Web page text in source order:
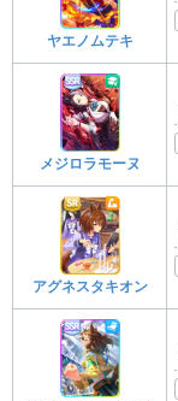
ヤエノムテキ
メジロラモーヌ
アグネスタキオン